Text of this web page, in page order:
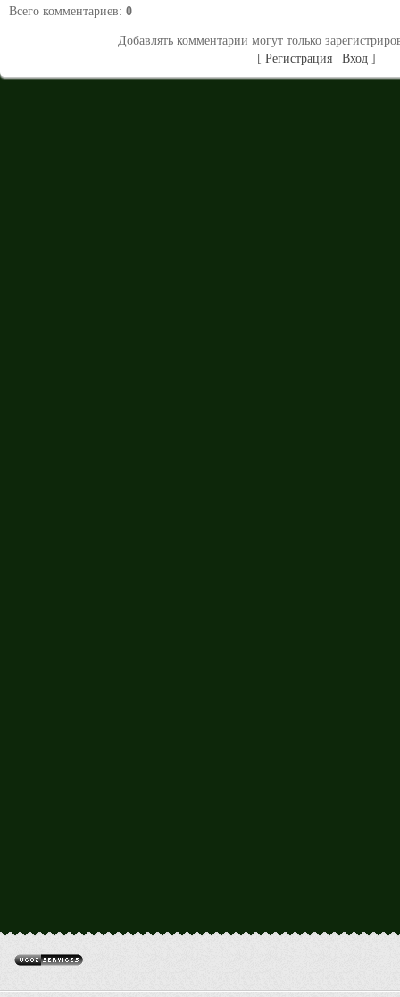
Всего комментариев: 0
Добавлять комментарии могут только
[Регистрация |Вход ]